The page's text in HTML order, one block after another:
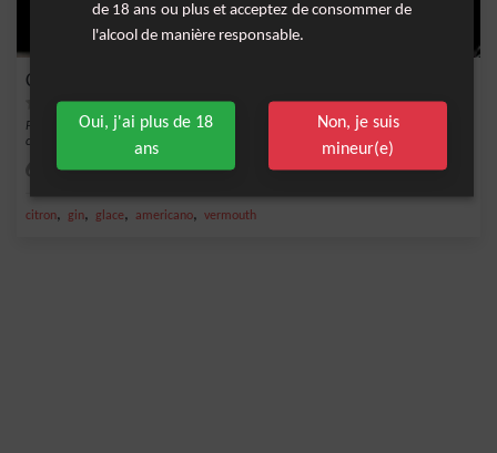
Cocktail Negroni Blanc
Plongez dans la sophistication avec notre version rafraîchissante du cocktail
classique...
Facile
citron, gin, glace, americano, vermouth
de 18 ans ou plus et acceptez de consommer de
l'alcool de manière responsable.
Oui, j'ai plus de 18
ans
Non, je suis
mineur(e)